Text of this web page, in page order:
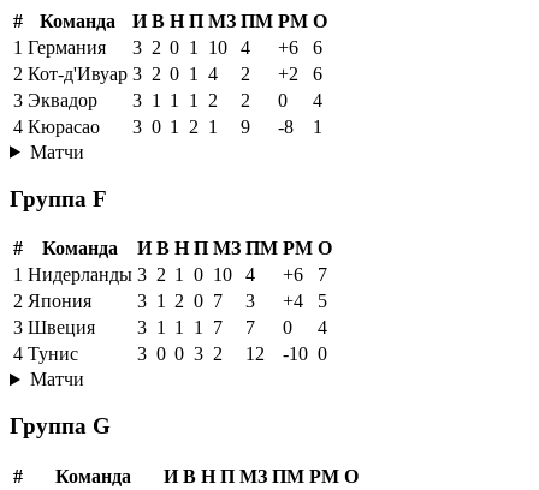
# Команда И В Н П МЗ ПМ РМ О
1 Германия 3 2 0 1 10 4 +6
6
2 Кот-д'Ивуар 3 2 0 1 4 2 +2
6
3 Эквадор 3 1 1 1 2 2 0
4
4 Кюрасао 3 0 1 2 1 9 -8
1
Матчи
Группа F
# Команда И В Н П МЗ ПМ РМ О
1 Нидерланды 3 2 1 0 10 4 +6
7
2 Япония 3 1 2 0 7 3 +4
5
3 Швеция 3 1 1 1 7 7 0
4
4 Тунис 3 0 0 3 2 12 -10 0
Матчи
Группа G
# Команда И В Н П МЗ ПМ РМ О